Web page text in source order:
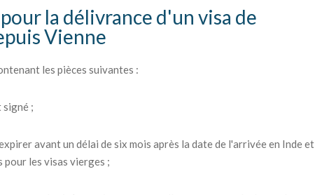
la délivrance d'un visa de
Vienne
les pièces suivantes :
signé ;
avant un délai de six mois après la date de l'arrivée en Inde et
les visas vierges ;